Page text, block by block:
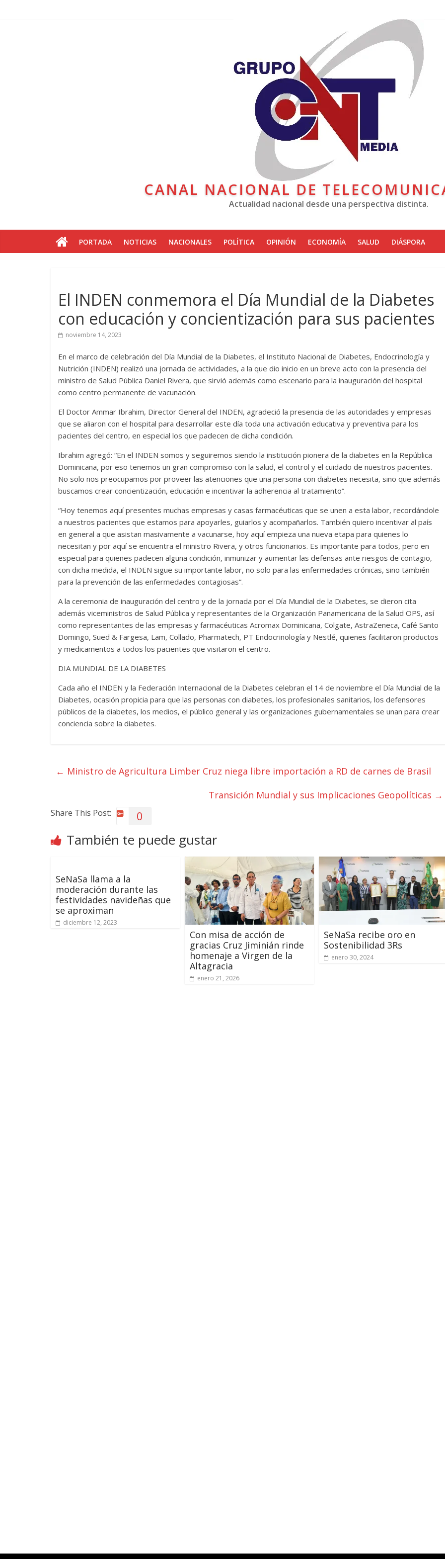
CANAL NACIONAL DE
Actualidad nacional desde una perspectiva distinta.
PORTADA NOTICIAS NACIONALES POLÍTICA OPINIÓN ECONOMÍA SALUD DIÁSPORA
El INDEN conmemora el Día Mundial de la Diabetes
con educación y concientización para sus pacientes
noviembre 14, 2023
En el marco de celebración del Día Mundial de la Diabetes, el Instituto Nacional de Diabetes, Endocrinología y
Nutrición (INDEN) realizó una jornada de actividades, a la que dio inicio en un breve acto con la presencia del
ministro de Salud Pública Daniel Rivera, que sirvió además como escenario para la inauguración del hospital
como centro permanente de vacunación.
El Doctor Ammar Ibrahim, Director General del INDEN, agradeció la presencia de las autoridades y empresas
que se aliaron con el hospital para desarrollar este día toda una activación educativa y preventiva para los
pacientes del centro, en especial los que padecen de dicha condición.
Ibrahim agregó: “En el INDEN somos y seguiremos siendo la institución pionera de la diabetes en la República
Dominicana, por eso tenemos un gran compromiso con la salud, el control y el cuidado de nuestros pacientes.
No solo nos preocupamos por proveer las atenciones que una persona con diabetes necesita, sino que además
buscamos crear concientización, educación e incentivar la adherencia al tratamiento”.
“Hoy tenemos aquí presentes muchas empresas y casas farmacéuticas que se unen a esta labor, recordándole
a nuestros pacientes que estamos para apoyarles, guiarlos y acompañarlos. También quiero incentivar al país
en general a que asistan masivamente a vacunarse, hoy aquí empieza una nueva etapa para quienes lo
necesitan y por aquí se encuentra el ministro Rivera, y otros funcionarios. Es importante para todos, pero en
especial para quienes padecen alguna condición, inmunizar y aumentar las defensas ante riesgos de contagio,
con dicha medida, el INDEN sigue su importante labor, no solo para las enfermedades crónicas, sino también
para la prevención de las enfermedades contagiosas”.
A la ceremonia de inauguración del centro y de la jornada por el Día Mundial de la Diabetes, se dieron cita
además viceministros de Salud Pública y representantes de la Organización Panamericana de la Salud OPS, así
como representantes de las empresas y farmacéuticas Acromax Dominicana, Colgate, AstraZeneca, Café Santo
Domingo, Sued & Fargesa, Lam, Collado, Pharmatech, PT Endocrinología y Nestlé, quienes facilitaron productos
y medicamentos a todos los pacientes que visitaron el centro.
DIA MUNDIAL DE LA DIABETES
Cada año el INDEN y la Federación Internacional de la Diabetes celebran el 14 de noviembre el Día Mundial de la
Diabetes, ocasión propicia para que las personas con diabetes, los profesionales sanitarios, los defensores
públicos de la diabetes, los medios, el público general y las organizaciones gubernamentales se unan para crear
conciencia sobre la diabetes.
← Ministro de Agricultura Limber Cruz niega libre importación a RD de carnes de Brasil
Transición Mundial y sus Implicaciones Geopolíticas →
Share This Post: 0
También te puede gustar
SeNaSa llama a la
moderación durante las
festividades navideñas que
se aproximan
diciembre 12, 2023
Con misa de acción de
gracias Cruz Jiminián rinde
homenaje a Virgen de la
Altagracia
enero 21, 2026
SeNaSa recibe oro en
Sostenibilidad 3Rs
enero 30, 2024